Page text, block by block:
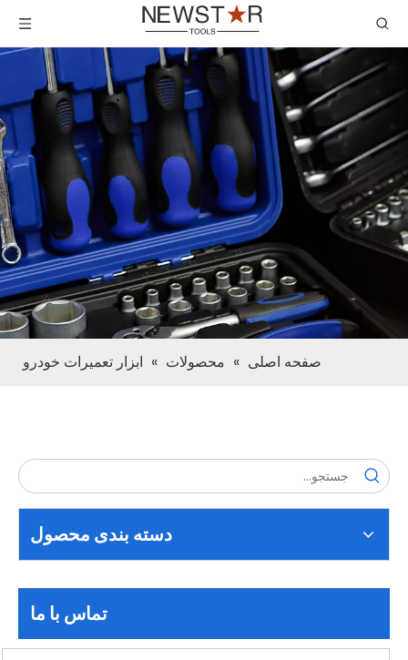
صفحه اصلی » محصولات » ابزار تعمیرات خودرو
دسته بندی محصول
تماس با ما